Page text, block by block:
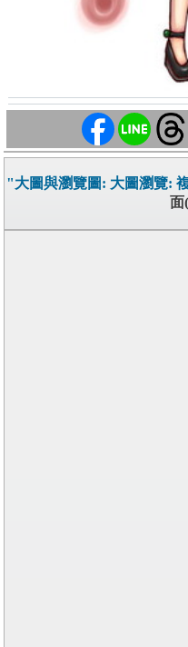
"大圖與瀏覽圖: 大圖瀏覽:
面